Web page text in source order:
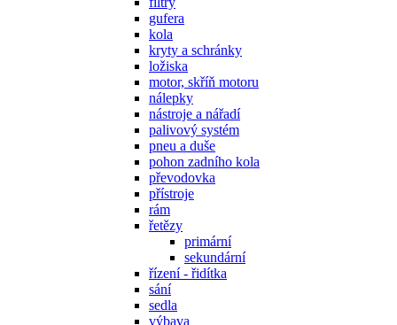
gufera
kola
kryty a schránky
ložiska
motor, skříň motoru
nálepky
nástroje a nářadí
palivový systém
pneu a duše
pohon zadního kola
převodovka
přístroje
rám
řetězy
primární
sekundární
řízení - řidítka
sání
sedla
výbava